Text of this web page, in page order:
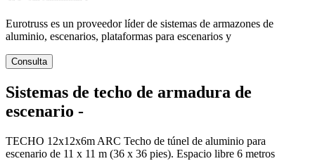
Eurotruss es un proveedor líder de sistemas de armazones de
aluminio, escenarios, plataformas para escenarios y
Consulta
Sistemas de techo de armadura de
escenario -
TECHO 12x12x6m ARC Techo de túnel de aluminio para
escenario de 11 x 11 m (36 x 36 pies). Espacio libre 6 metros